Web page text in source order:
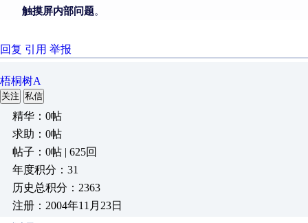
触摸屏内部问题。
回复 引用 举报
梧桐树A
关注 私信
精华：0帖
求助：0帖
帖子：0帖 | 625回
年度积分：31
历史总积分：2363
注册：2004年11月23日